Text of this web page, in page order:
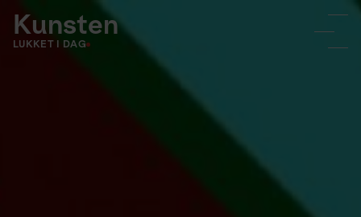
Kunsten
LUKKET I DAG